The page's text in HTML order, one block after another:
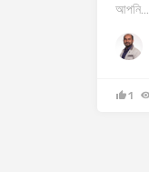
আপনি…
1